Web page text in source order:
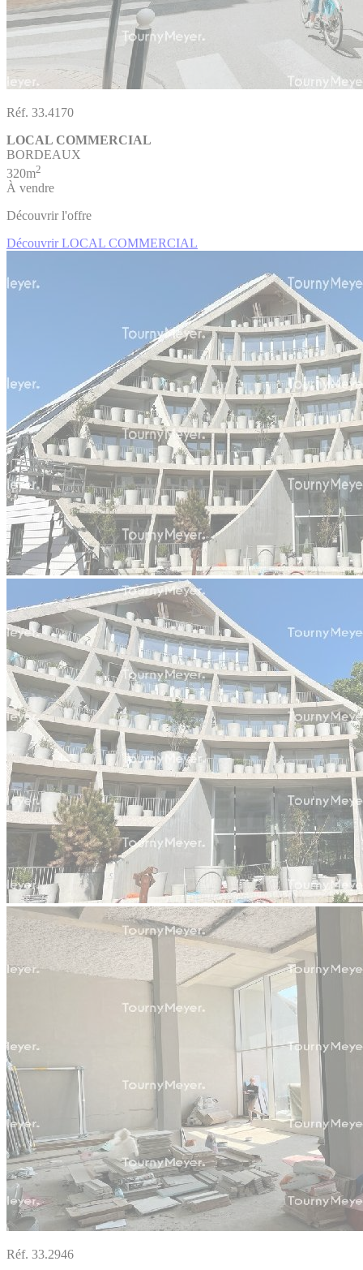
Réf. 33.4170
LOCAL COMMERCIAL
BORDEAUX
320m2
À vendre
Découvrir l'offre
Découvrir LOCAL COMMERCIAL
Réf. 33.2946